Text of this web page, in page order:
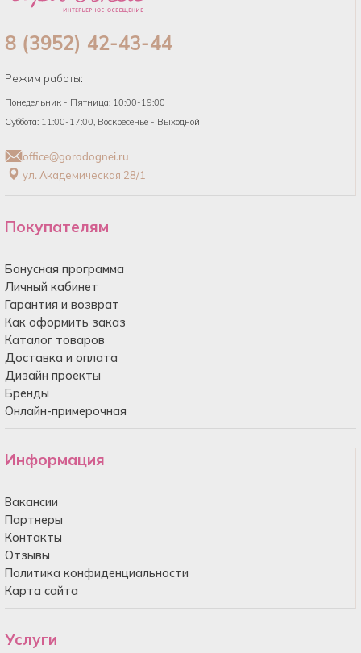
8 (3952) 42-43-44
Режим работы:
Понедельник - Пятница: 10:00-19:00
Суббота: 11:00-17:00, Воскресенье - Выходной
office@gorodognei.ru
ул. Академическая 28/1
Покупателям
Бонусная программа
Личный кабинет
Гарантия и возврат
Как оформить заказ
Каталог товаров
Доставка и оплата
Дизайн проекты
Бренды
Онлайн-примерочная
Информация
Вакансии
Партнеры
Контакты
Отзывы
Политика конфиденциальности
Карта сайта
Услуги